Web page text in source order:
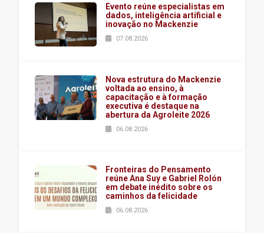
Evento reúne especialistas em
dados, inteligência artificial e
inovação no Mackenzie
07.08.2026
Nova estrutura do Mackenzie
voltada ao ensino, à
capacitação e à formação
executiva é destaque na
abertura da Agroleite 2026
06.08.2026
Fronteiras do Pensamento
reúne Ana Suy e Gabriel Rolón
em debate inédito sobre os
caminhos da felicidade
06.08.2026